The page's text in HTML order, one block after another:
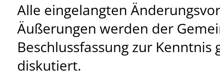
Alle eingelangten
Äußerungen werden der
Beschlussfassung zur Kenntnis
diskutiert.